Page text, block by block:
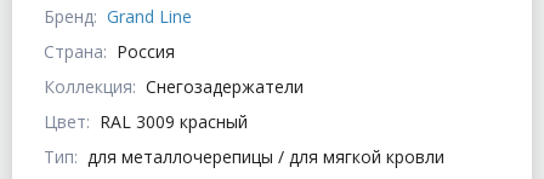
Бренд: Grand Line
Страна: Россия
Коллекция: Снегозадержатели
Цвет: RAL 3009 красный
Тип: для металлочерепицы / для мягкой кровли